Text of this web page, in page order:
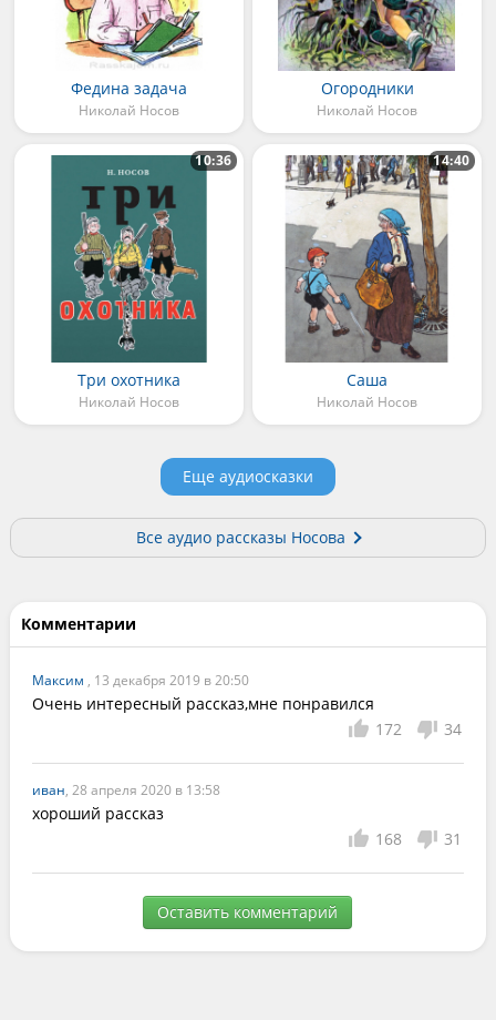
Федина задача
Николай Носов
Огородники
Николай Носов
Три охотника
Николай Носов
10:36
Саша
Николай Носов
14:40
Еще аудиосказки
Все аудио рассказы Носова
Комментарии
Максим , 13 декабря 2019 в 20:50
Очень интересный рассказ,мне понравился
172
34
иван, 28 апреля 2020 в 13:58
хороший рассказ
168
31
Оставить комментарий